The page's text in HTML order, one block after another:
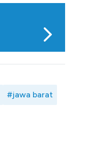
#jawa barat